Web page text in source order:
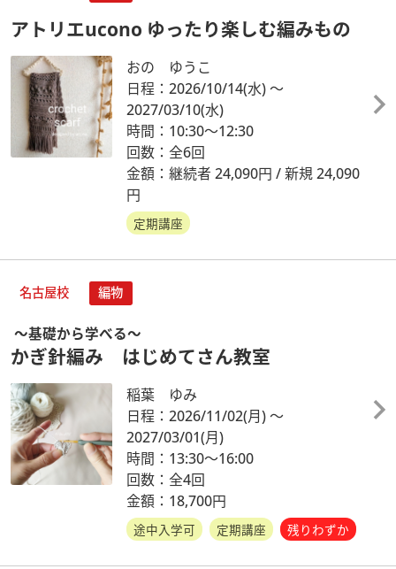
アトリエucono ゆったり楽しむ編みもの
おの ゆうこ
日程：2026/10/14(水)～
2027/03/10(水)
時間：10:30～12:30
回数：全6回
金額：継続者 24,090円 / 新規 24,090
円
定期講座
名古屋校 編物
～基礎から学べる～
かぎ針編み はじめてさん教室
稲葉 ゆみ
日程：2026/11/02(月)～
2027/03/01(月)
時間：13:30～16:00
回数：全4回
金額：18,700円
途中入学可 定期講座 残りわずか